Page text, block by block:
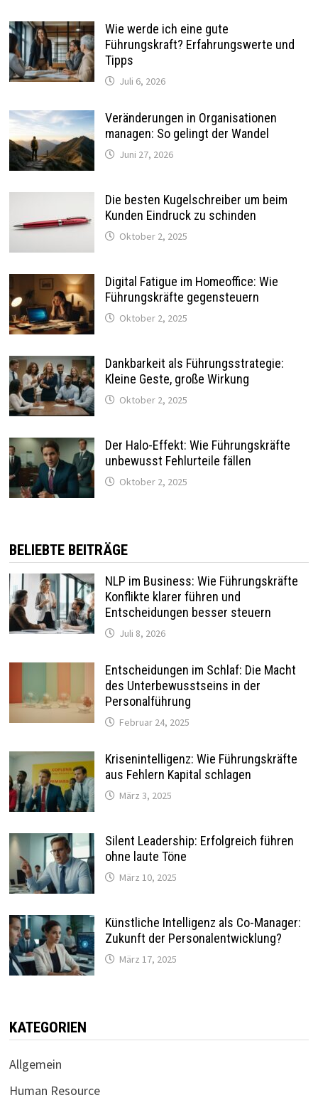
Wie werde ich eine gute
Führungskraft? Erfahrungswerte und
Tipps
Juli 6, 2026
Veränderungen in Organisationen
managen: So gelingt der Wandel
Juni 27, 2026
Die besten Kugelschreiber um beim
Kunden Eindruck zu schinden
Oktober 2, 2025
Digital Fatigue im Homeoffice: Wie
Führungskräfte gegensteuern
Oktober 2, 2025
Dankbarkeit als Führungsstrategie:
Kleine Geste, große Wirkung
Oktober 2, 2025
Der Halo-Effekt: Wie Führungskräfte
unbewusst Fehlurteile fällen
Oktober 2, 2025
BELIEBTE BEITRÄGE
NLP im Business: Wie Führungskräfte
Konflikte klarer führen und
Entscheidungen besser steuern
Juli 8, 2026
Entscheidungen im Schlaf: Die Macht
des Unterbewusstseins in der
Personalführung
Februar 24, 2025
Krisenintelligenz: Wie Führungskräfte
aus Fehlern Kapital schlagen
März 3, 2025
Silent Leadership: Erfolgreich führen
ohne laute Töne
März 10, 2025
Künstliche Intelligenz als Co-Manager:
Zukunft der Personalentwicklung?
März 17, 2025
KATEGORIEN
Allgemein
Human Resource